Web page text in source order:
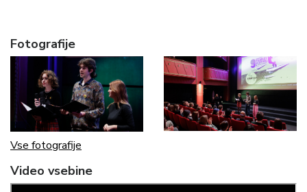
Fotografije
Vse fotografije
Video vsebine